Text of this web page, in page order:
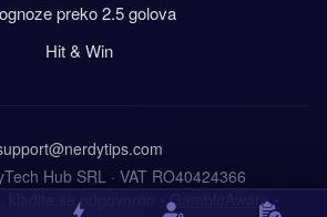
preko 2.5 golova
Hit & Win
kladite se odgovorno •GambleAware•
Hub SRL · VAT RO40424366